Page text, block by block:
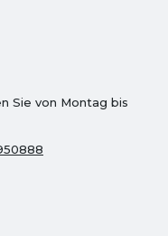
Sie von Montag bis